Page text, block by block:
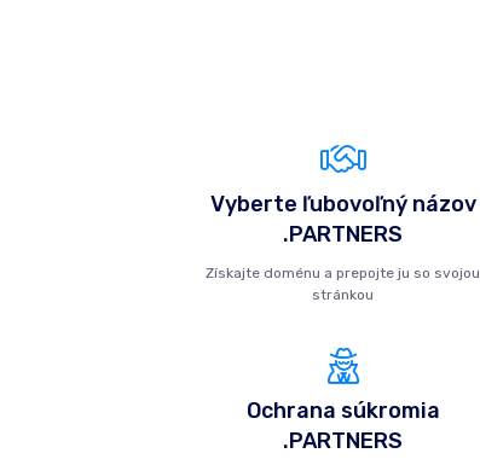
Vyberte ľubovoľný názov
.PARTNERS
Získajte doménu a prepojte ju so svojou
stránkou
Ochrana súkromia
.PARTNERS